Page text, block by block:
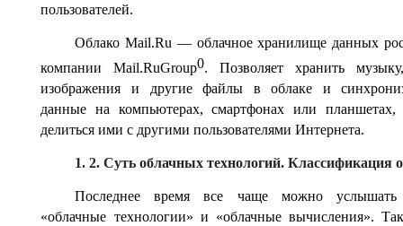
пользователей.
Облако Mail.Ru — облачное хранилище данных
компании Mail.RuGroup0. Позволяет хранить
изображения и другие файлы в облаке и
данные на компьютерах, смартфонах или планшетах,
делиться ими с другими пользователями Интернета.
1. 2. Суть облачных технологий. Классификация
Последнее время все чаще можно услышать
«облачные технологии» и «облачные вычисления».